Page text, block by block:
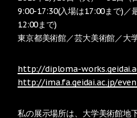
9:00-17:30(入場は17:00まで)／
12:00まで)
東京都美術館／芸大美術館／大
http://diploma-
http://ima.fa.geidai.ac.jp/
私の展示場所は、大学美術館地